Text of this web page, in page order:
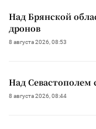
Над Брянской
дронов
8 августа 2026, 08:53
Над Севастополем
8 августа 2026, 08:44